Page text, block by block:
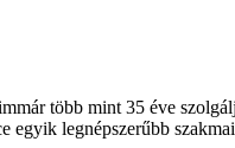
több mint 35 éve
egyik legnépszerűbb